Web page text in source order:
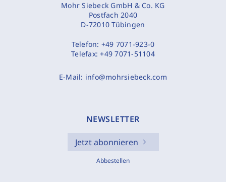
Mohr Siebeck GmbH & Co. KG
Postfach 2040
D-72010 Tübingen
Telefon: +49 7071-923-0
Telefax:+49 7071-51104
E-Mail: info@mohrsiebeck.com
NEWSLETTER
Jetzt abonnieren
Abbestellen